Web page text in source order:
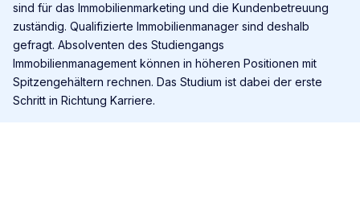
sind für das Immobilienmarketing und die Kundenbetreuung
zuständig. Qualifizierte Immobilienmanager sind deshalb
gefragt. Absolventen des Studiengangs
Immobilienmanagement können in höheren Positionen mit
Spitzengehältern rechnen. Das Studium ist dabei der erste
Schritt in Richtung Karriere.